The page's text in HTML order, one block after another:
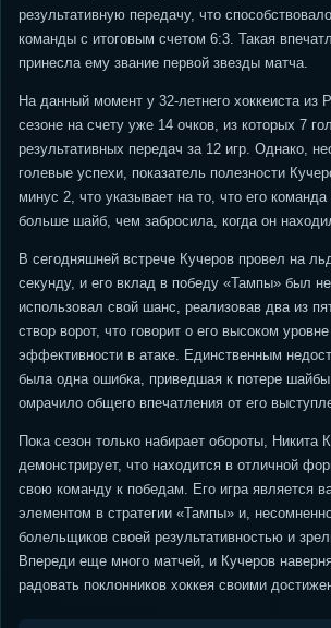
результативную передачу, что
команды с итоговым счетом 6:3. Такая
принесла ему звание первой звезды матча.
На данный момент у 32-летнего хоккеиста из
сезоне на счету уже 14 очков, из которых 7
результативных передач за 12 игр. Однако,
голевые успехи, показатель полезности
минус 2, что указывает на то, что его команда
больше шайб, чем забросила, когда он
В сегодняшней встрече Кучеров провел на
секунду, и его вклад в победу «Тампы» был
использовал свой шанс, реализовав два из
створ ворот, что говорит о его высоком
эффективности в атаке. Единственным
была одна ошибка, приведшая к потере
омрачило общего впечатления от его
Пока сезон только набирает обороты, Никита
демонстрирует, что находится в отличной
свою команду к победам. Его игра является
элементом в стратегии «Тампы» и,
болельщиков своей результативностью и
Впереди еще много матчей, и Кучеров
радовать поклонников хоккея своими